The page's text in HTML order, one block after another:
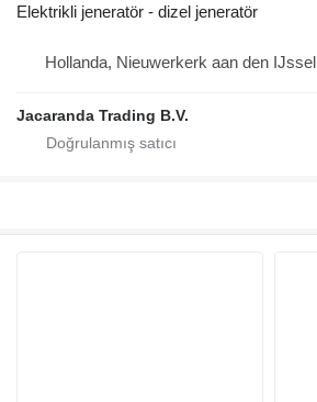
Elektrikli jeneratör - dizel jeneratör
Hollanda, Nieuwerkerk aan den IJssel
Jacaranda Trading B.V.